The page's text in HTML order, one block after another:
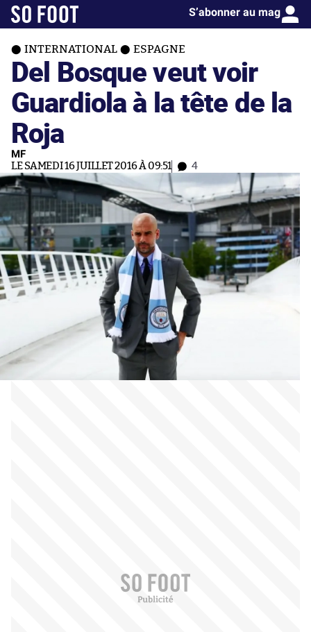
S’abonner au mag
INTERNATIONAL ESPAGNE
Del Bosque veut voir
Guardiola à la tête de la
Roja
MF
LE SAMEDI 16 JUILLET 2016 À 09:51 4